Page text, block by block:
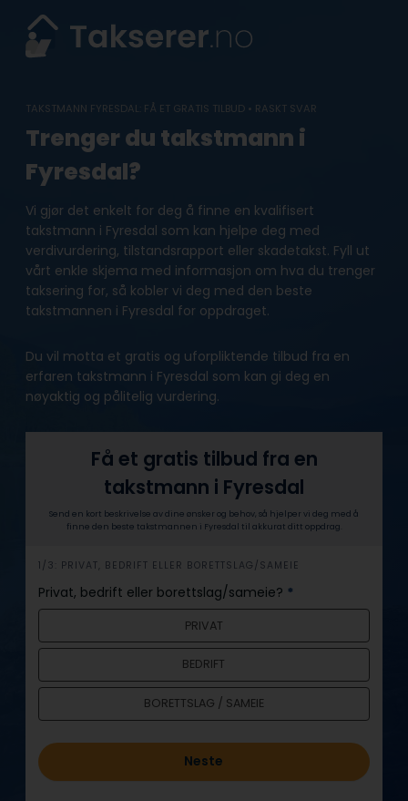
content
TAKSTMANN FYRESDAL: FÅ ET GRATIS TILBUD • RASKT SVAR
Trenger du takstmann i
Fyresdal?
Vi gjør det enkelt for deg å finne en kvalifisert
takstmann i Fyresdal som kan hjelpe deg med
verdivurdering, tilstandsrapport eller skadetakst. Fyll ut
vårt enkle skjema med informasjon om hva du trenger
taksering for, så kobler vi deg med den beste
takstmannen i Fyresdal for oppdraget.
Du vil motta et gratis og uforpliktende tilbud fra en
erfaren takstmann i Fyresdal som kan gi deg en
nøyaktig og pålitelig vurdering.
Få et gratis tilbud fra en
takstmann i Fyresdal
Send en kort beskrivelse av dine ønsker og behov, så hjelper vi deg med å
finne den beste takstmannen i Fyresdal til akkurat ditt oppdrag.
h
e
r
1/3: PRIVAT, BEDRIFT ELLER BORETTSLAG/SAMEIE
Privat, bedrift eller borettslag/sameie? *
PRIVAT
BEDRIFT
BORETTSLAG / SAMEIE
Neste